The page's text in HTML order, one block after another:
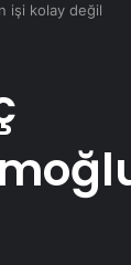
işi kolay değil